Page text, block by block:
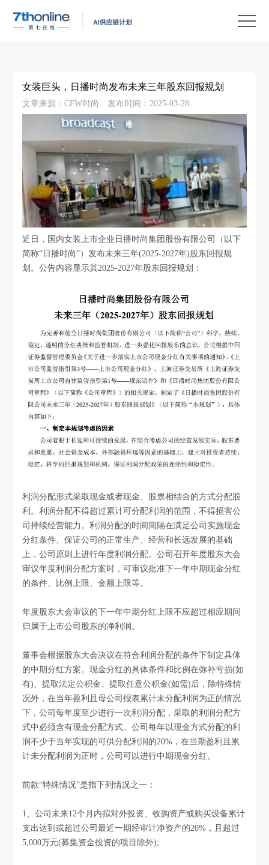
女装巨头，日播时尚发布未来三年股东回报规划
文章来源：CFW时尚 发布时间：2025-03-28
近日，国内女装上市企业日播时尚集团股份有限公司（以下
简称“日播时尚”）发布未来三年(2025-2027年)股东回报规
划。公告内容显示其2025-2027年股东回报规划：
利润分配形式采取现金或者现金、股票相结合的方式分配股
利。利润分配不得超过累计可分配利润的范围，不得损害公
司持续经营能力。利润分配的时间间隔在满足公司实施现金
分红条件、保证公司的正常生产、经营和长远发展的基础
上，公司原则上进行年度利润分配。公司召开年度股东大会
审议年度利润分配方案时，可审议批准下一年中期现金分红
的条件、比例上限、金额上限等。
年度股东大会审议的下一年中期分红上限不应超过相应期间
归属于上市公司股东的净利润。
董事会根据股东大会决议在符合利润分配的条件下制定具体
的中期分红方案。现金分红的具体条件和比例在弥补亏损(如
有)、提取法定公积金、提取任意公积金(如需)后，除特殊情
况外，在当年盈利且母公司报表累计未分配利润为正的情况
下，公司每年度至少进行一次利润分配，采取的利润分配方
式中必须含有现金分配方式。公司每年以现金方式分配的利
润不少于当年实现的可供分配利润的20%，在当期盈利且累
计未分配利润为正时，公司可以进行中期现金分红。
前款“特殊情况”是指下列情况之一：
1、公司未来12个月内拟对外投资、收购资产或购买设备累计
支出达到或超过公司最近一期经审计净资产的20%，且超过
5,000万元(募集资金投资的项目除外);